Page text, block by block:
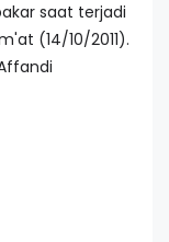
saat terjadi
(14/10/2011).